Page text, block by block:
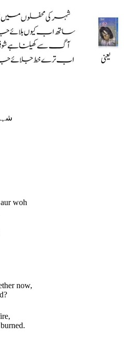
woh
now,